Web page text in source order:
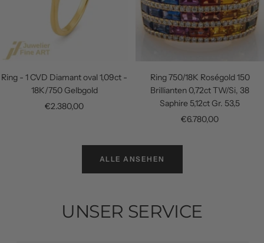
Ring - 1 CVD Diamant oval 1,09ct -
18K/750 Gelbgold
Angebotspreis
€2.380,00
Ring 750/18K Roségold 150
Brillianten 0,72ct TW/Si, 38
Saphire 5,12ct Gr. 53,5
Angebotspreis
€6.780,00
ALLE ANSEHEN
UNSER SERVICE